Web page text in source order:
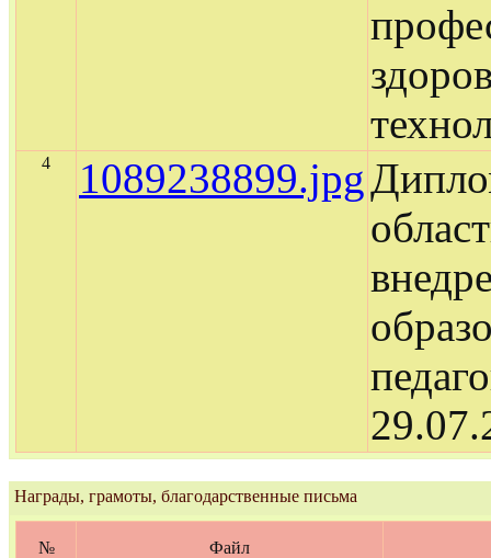
4 1089238899.jpg
Награды, грамоты, благодарственные письма
№ Файл